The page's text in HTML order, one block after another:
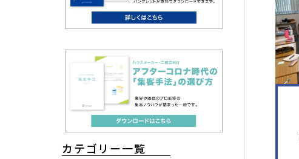
カテゴリー一覧